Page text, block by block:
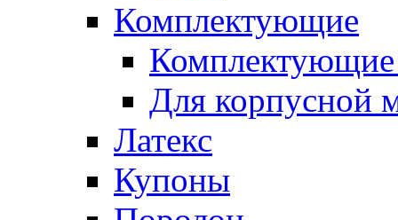
Комплектующие
Комплектующие
Для корпусной
Латекс
Купоны